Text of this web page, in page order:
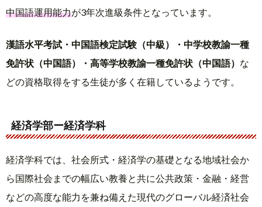
中国語運用能力が3年次進級条件となっています。
漢語水平考試・中国語検定試験（中級）・中学校教諭一種
免許状（中国語）・高等学校教諭一種免許状（中国語） な
どの資格取得をする生徒が多く在籍しているようです。
経済学部ー経済学科
経済学科では、社会所式・経済学の基礎となる地域社会か
ら国際社会までの幅広い教養と共に公共政策・金融・経営
などの高度な能力を兼ね備えた現代のグローバル経済社会